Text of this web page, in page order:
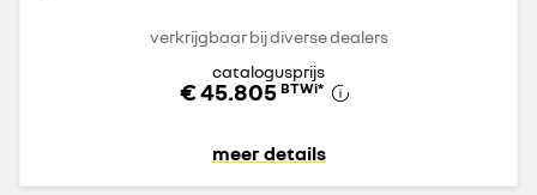
verkrijgbaar bij diverse dealers
catalogusprijs
€ 45.805 BTWi*
meer details